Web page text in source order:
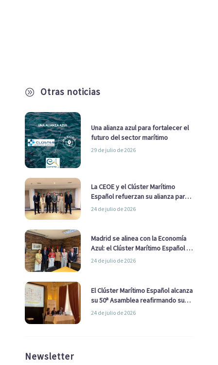
A Otras noticias
Una alianza azul para fortalecer el
futuro del sector marítimo
29 de julio de 2026
La CEOE y el Clúster Marítimo
Español refuerzan su alianza para
impulsar una estrategia Nacional
24 de julio de 2026
Madrid se alinea con la Economía
Azul: el Clúster Marítimo Español y
la Real Liga Naval avanzan alianzas
24 de julio de 2026
El Clúster Marítimo Español alcanza
su 50ª Asamblea reafirmando su
liderazgo en la Economía Azul
24 de julio de 2026
Newsletter